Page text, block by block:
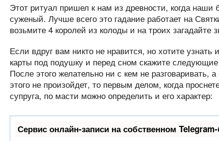
Этот ритуал пришел к нам из древности, когда наши
суженый. Лучше всего это гадание работает на
возьмите 4 королей из колоды и на троих
Если вдруг вам никто не нравится, но хотите
карты под подушку и перед сном скажите
После этого желательно ни с кем не
этого не произойдет, то первым делом, когда
супруга, по масти можно определить и его характер:
Сервис онлайн-записи на собственном